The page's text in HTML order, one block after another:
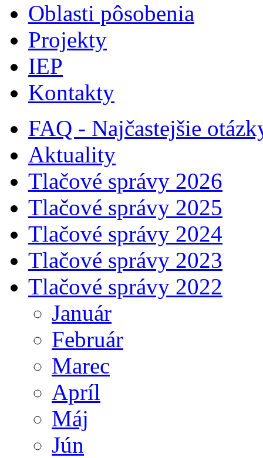
Oblasti pôsobenia
Projekty
IEP
Kontakty
FAQ - Najčastejšie
Aktuality
Tlačové správy 2026
Tlačové správy 2025
Tlačové správy 2024
Tlačové správy 2023
Tlačové správy 2022
Január
Február
Marec
Apríl
Máj
Jún